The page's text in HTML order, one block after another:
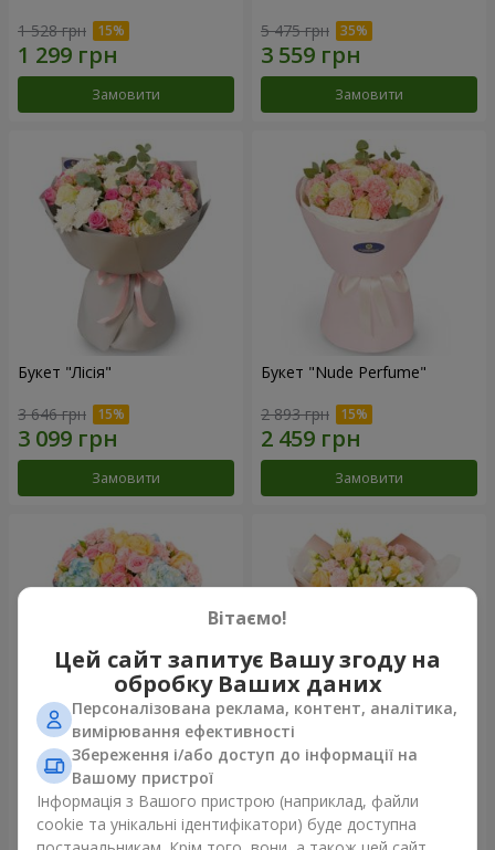
1 528 грн
Замовити
5 475 грн
Замовити
Букет "Лісія"
3 646 грн
Замовити
Букет "Nude Perfume"
2 893 грн
Замовити
Букет "Ніжність світанку"
4 399 грн
Букет "Дотик ніжності"
2 624 грн
Вітаємо!
Цей сайт запитує Вашу згоду на
обробку Ваших даних
Персоналізована реклама, контент, аналітика,
вимірювання ефективності
Збереження і/або доступ до інформації на
Вашому пристрої
Інформація з Вашого пристрою (наприклад, файли
cookie та унікальні ідентифікатори) буде доступна